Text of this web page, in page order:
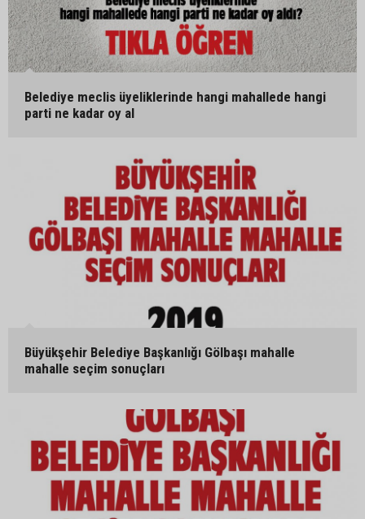
Belediye meclis üyeliklerinde hangi mahallede hangi
parti ne kadar oy al
Büyükşehir Belediye Başkanlığı Gölbaşı mahalle
mahalle seçim sonuçları